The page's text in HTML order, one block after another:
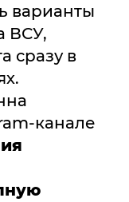
варианты
ВСУ,
сразу в
канале